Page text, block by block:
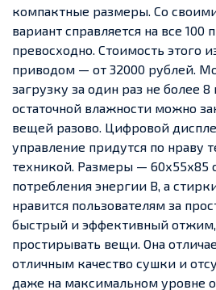
компактные размеры. Со
вариант справляется на все 100
превосходно. Стоимость этого
приводом — от 32000 рублей.
загрузку за один раз не более
остаточной влажности можно
вещей разово. Цифровой
управление придутся по нраву
техникой. Размеры — 60х55х85
потребления энергии В, а
нравится пользователям за
быстрый и эффективный отжим,
простирывать вещи. Она
отличным качество сушки и
даже на максимальном уровне